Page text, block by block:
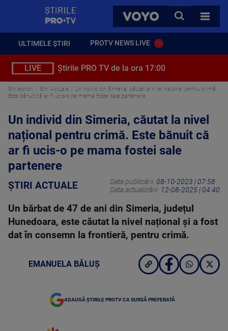
VOYO
CAUTA
TOATE
ULTIMELE ȘTIRI PROTV NEWS LIVE
LIVE Știrile PRO TV de la ora 17:00
Stirileprotv Știri Actuale
Un individ din Simeria, căutat la nivel național pentru crimă.
Este bănuit că ar fi ucis-o pe mama fostei sale partenere
Un individ din Simeria, căutat la nivel
național pentru crimă. Este bănuit că
ar fi ucis-o pe mama fostei sale
partenere
ȘTIRI ACTUALE Data publicării: 08-10-2023 | 07:58
Data actualizării: 12-08-2025 | 04:40
Un bărbat de 47 de ani din Simeria, județul
Hunedoara, este căutat la nivel național și a fost
dat în consemn la frontieră, pentru crimă.
EMANUELA BĂLUȘ
ADAUGĂ ȘTIRILE PROTV CA SURSĂ PREFERATĂ